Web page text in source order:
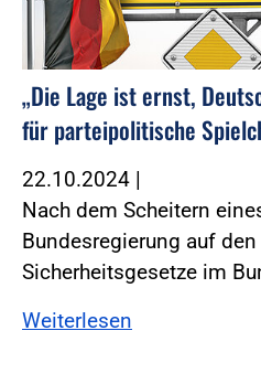
„Die Lage ist ernst,
für parteipolitische
22.10.2024 |
Nach dem Scheitern
Bundesregierung auf
Sicherheitsgesetze im
Weiterlesen